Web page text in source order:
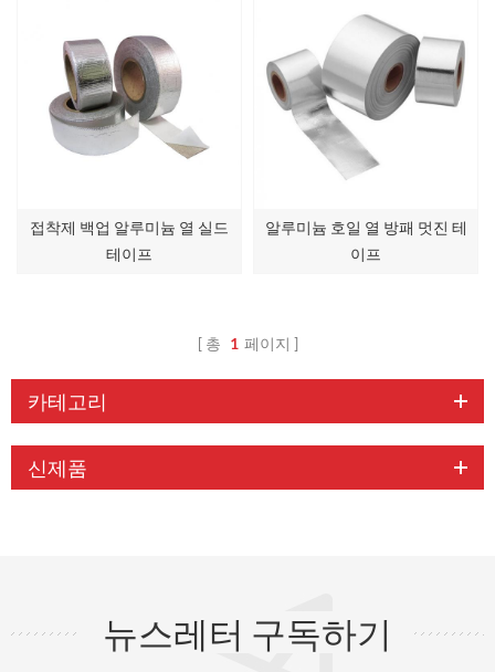
접착제 백업 알루미늄 열 실드
테이프
알루미늄 호일 열 방패 멋진 테
이프
총 1 페이지
카테고리
신제품
뉴스레터 구독하기